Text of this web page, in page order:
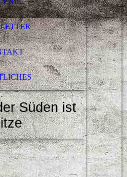
Süden ist